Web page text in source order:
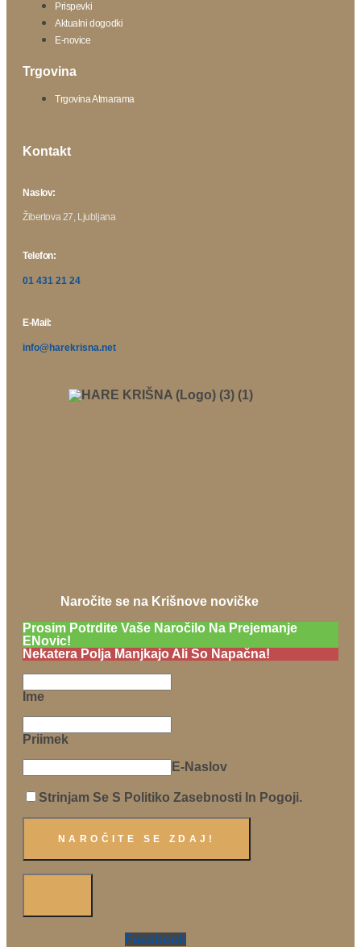
Prispevki
Aktualni dogodki
E-novice
Trgovina
Trgovina Atmarama
Kontakt
Naslov:
Žibertova 27, Ljubljana
Telefon:
01 431 21 24
E-Mail:
info@harekrisna.net
Naročite se na Krišnove novičke
Prosim Potrdite Vaše Naročilo Na Prejemanje
ENovic!
Nekatera Polja Manjkajo Ali So Napačna!
Ime
Priimek
E-Naslov
Strinjam Se S Politiko Zasebnosti In Pogoji.
Facebook